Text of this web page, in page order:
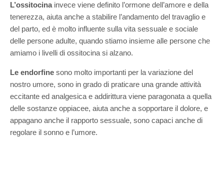
L’ossitocinainvece viene definito l’ormone dell’amore e della
tenerezza, aiuta anche a stabilire l’andamento del travaglio e
del parto, ed è molto influente sulla vita sessuale e sociale
delle persone adulte, quando stiamo insieme alle persone che
amiamo i livelli di ossitocina si alzano.
Le endorfine sono molto importanti per la variazione del
nostro umore, sono in grado di praticare una grande attività
eccitante ed analgesica e addirittura viene paragonata a quella
delle sostanze oppiacee, aiuta anche a sopportare il dolore, e
appagano anche il rapporto sessuale, sono capaci anche di
regolare il sonno e l’umore.